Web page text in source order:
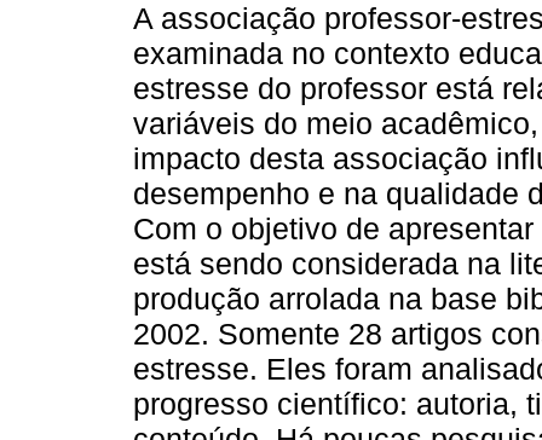
A associação professor-
examinada no contexto
estresse do professor está
variáveis do meio
impacto desta associação
desempenho e na qualidade
Com o objetivo de
está sendo considerada na
produção arrolada na base
2002. Somente 28 artigos
estresse. Eles foram
progresso científico: autoria,